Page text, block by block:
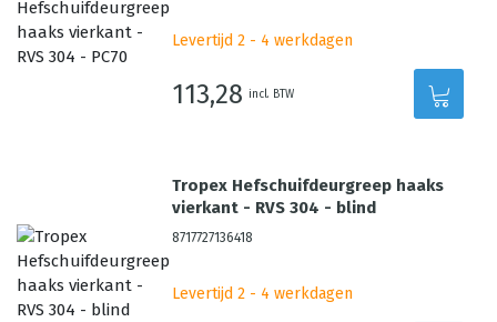
Levertijd 2 - 4 werkdagen
113,28 incl. BTW
Tropex Hefschuifdeurgreep haaks
vierkant - RVS 304 - blind
8717727136418
Levertijd 2 - 4 werkdagen